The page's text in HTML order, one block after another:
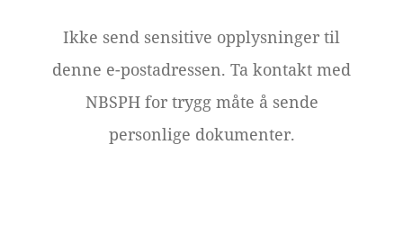
Ikke send sensitive opplysninger til
denne e-postadressen. Ta kontakt med
NBSPH for trygg måte å sende
personlige dokumenter.